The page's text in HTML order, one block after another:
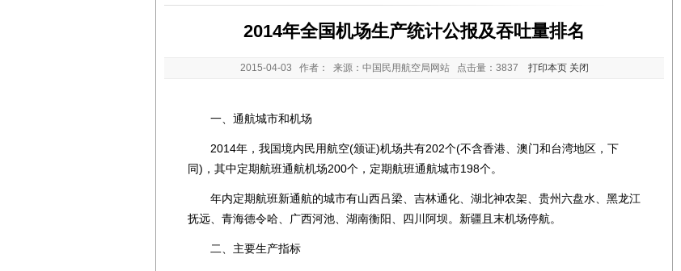
2014年全国机场生产统计公报及吞吐量排名
2015-04-03 作者： 来源：中国民用航空局网站 点击量： 3837 打印本页 关闭
一、通航城市和机场
2014年，我国境内民用航空(颁证)机场共有202个(不含香港、澳门和台湾地区，下
同)，其中定期航班通航机场200个，定期航班通航城市198个。
年内定期航班新通航的城市有山西吕梁、吉林通化、湖北神农架、贵州六盘水、黑龙江
抚远、青海德令哈、广西河池、湖南衡阳、四川阿坝。新疆且末机场停航。
二、主要生产指标